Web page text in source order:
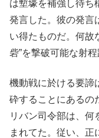
は塹壕を補強し待ち
発言した。彼の発言
い得たものだ。何故
砦”を撃破可能な射
機動戦に於ける要諦
砕することにあるの
リバン司令部は、何
まれてた。従い、正